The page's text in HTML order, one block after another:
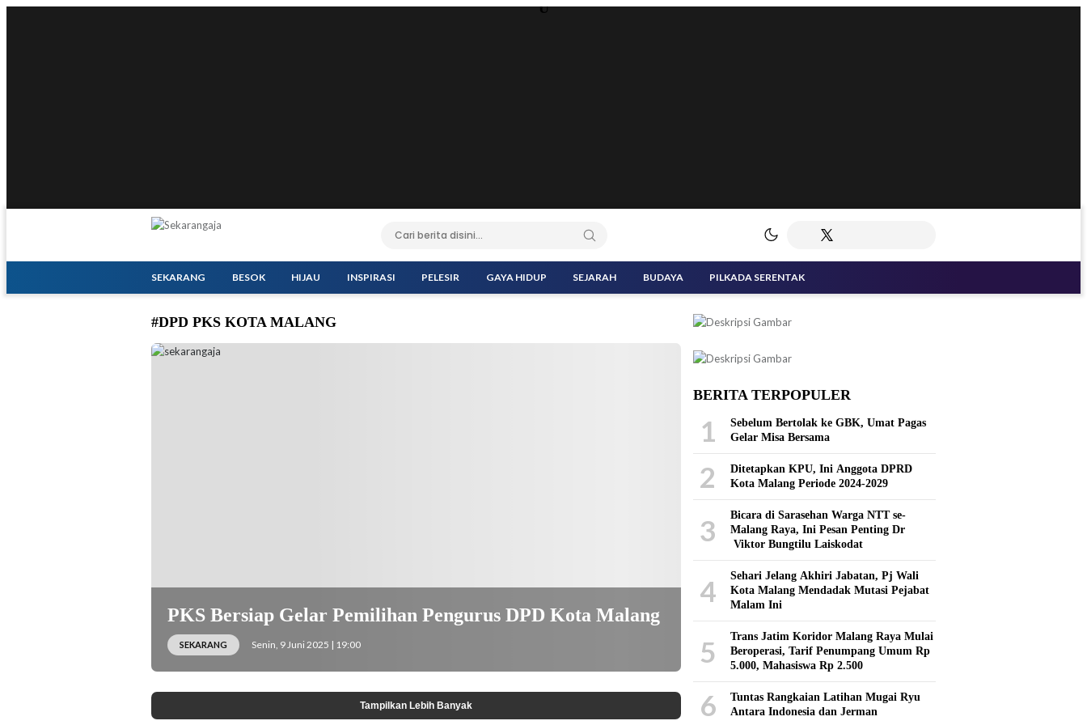
U
SEKARANG BESOK HIJAU INSPIRASI PELESIR GAYA HIDUP SEJARAH BUDAYA PILKADA SERENTAK
#DPD PKS KOTA MALANG
Ketua DPD PKS Kota Malang Ernanto Djoko Purnomo saat Tasyakuran Idul Adha 1446 H di Kantor DPD PKS
PKS Bersiap Gelar Pemilihan Pengurus DPD Kota Malang
SEKARANG Senin, 9 Juni 2025 | 19:00
Tampilkan Lebih Banyak
BERITA TERPOPULER
1
Sebelum Bertolak ke GBK, Umat Pagas
Gelar Misa Bersama
2
Ditetapkan KPU, Ini Anggota DPRD
Kota Malang Periode 2024-2029
3
Bicara di Sarasehan Warga NTT se-
Malang Raya, Ini Pesan Penting Dr
Viktor Bungtilu Laiskodat
4
Sehari Jelang Akhiri Jabatan, Pj Wali
Kota Malang Mendadak Mutasi Pejabat
Malam Ini
5
Trans Jatim Koridor Malang Raya Mulai
Beroperasi, Tarif Penumpang Umum Rp
5.000, Mahasiswa Rp 2.500
6
Tuntas Rangkaian Latihan Mugai Ryu
Antara Indonesia dan Jerman